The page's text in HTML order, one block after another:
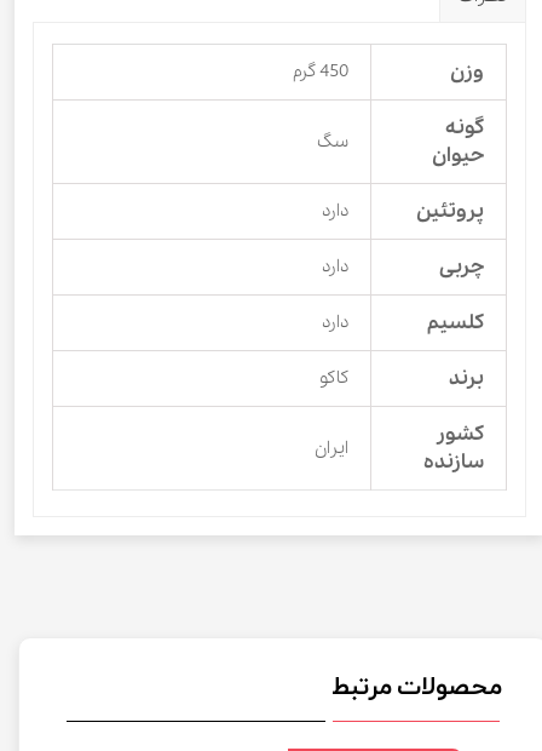
وزن 450 گرم
گونه
حیوان
سگ
پروتئین دارد
چربی دارد
کلسیم دارد
برند کاکو
کشور
سازنده
ایران
محصولات مرتبط